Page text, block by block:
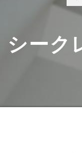
シーク